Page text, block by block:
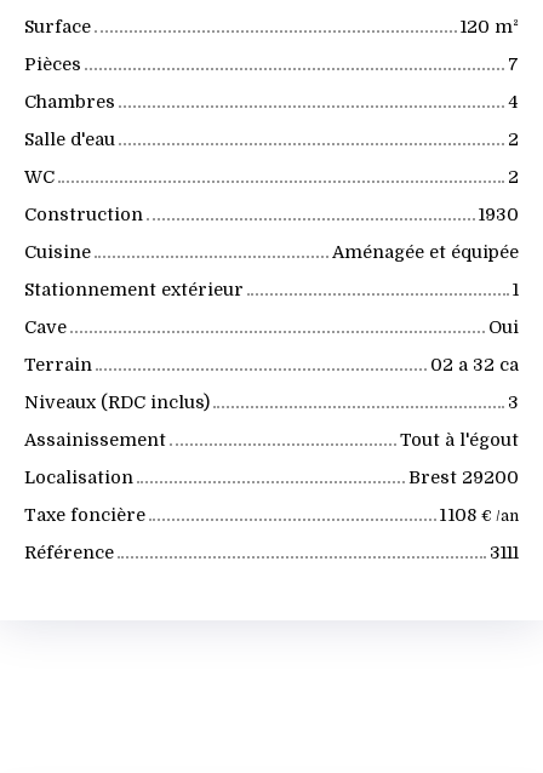
Surface
120 m²
Pièces
7
Chambres
4
Salle d'eau
2
WC
2
Construction
1930
Cuisine
Aménagée et équipée
Stationnement extérieur
1
Cave
Oui
Terrain
02 a 32 ca
Niveaux (RDC inclus)
3
Assainissement
Tout à l'égout
Localisation
Brest 29200
Taxe foncière
1 108 € /an
Référence 3111